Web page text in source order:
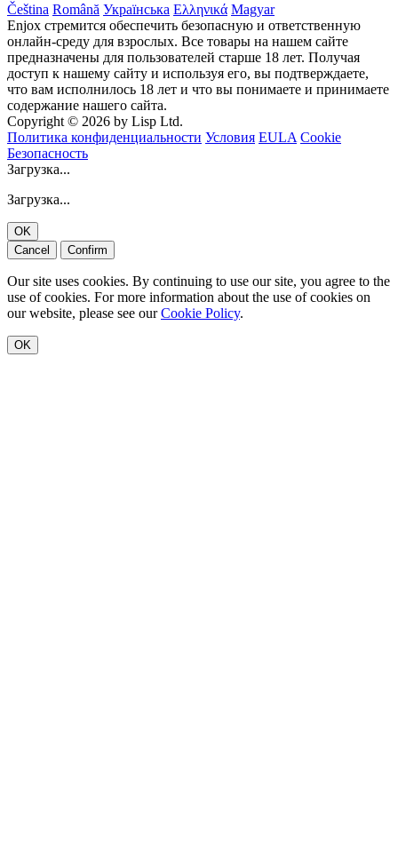
Čeština Română Українська Ελληνικά Magyar
Enjox стремится обеспечить безопасную и ответственную
онлайн-среду для взрослых. Все товары на нашем сайте
предназначены для пользователей старше 18 лет. Получая
доступ к нашему сайту и используя его, вы подтверждаете,
что вам исполнилось 18 лет и что вы понимаете и принимаете
содержание нашего сайта.
Copyright © 2026 by Lisp Ltd.
Политика конфиденциальности Условия EULA Cookie
Безопасность
Загрузка...
Загрузка...
OK
Cancel
Confirm
Our site uses cookies. By continuing to use our site, you agree to the
use of cookies. For more information about the use of cookies on
our website, please see ourCookie Policy.
OK